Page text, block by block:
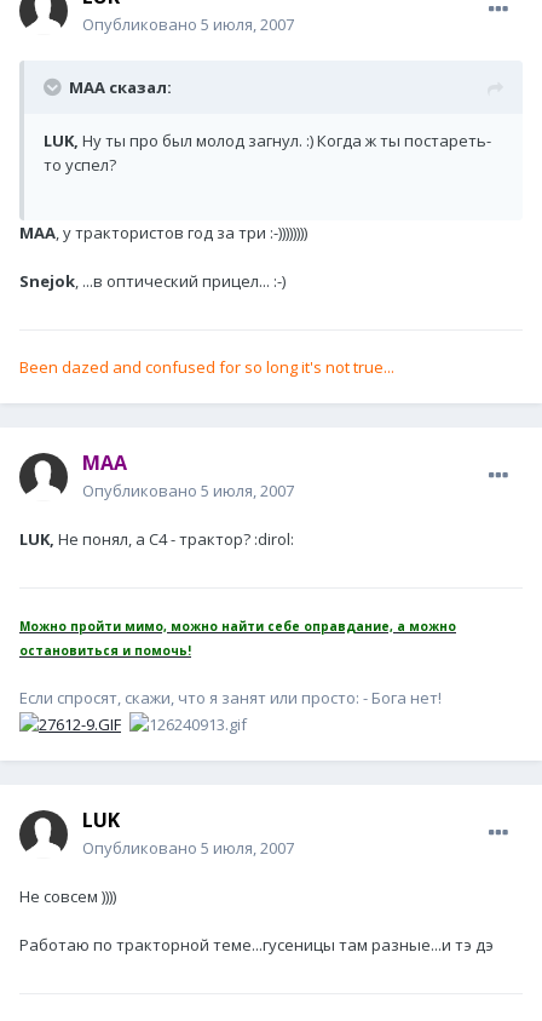
Опубликовано 5 июля, 2007
MAA сказал:
LUK, Ну ты про был молод загнул. :) Когда ж ты постареть-
то успел?
МАА, у трактористов год за три :-))))))))
Snejok, ...в оптический прицел... :-)
Been dazed and confused for so long it's not true...
MAA
Опубликовано 5 июля, 2007
LUK, Не понял, а С4 - трактор? :dirol:
Можно пройти мимо, можно найти себе оправдание, а можно
остановиться и помочь!
Если спросят, скажи, что я занят или просто: - Бога нет!
LUK
Опубликовано 5 июля, 2007
Не совсем ))))
Работаю по тракторной теме...гусеницы там разные...и тэ дэ